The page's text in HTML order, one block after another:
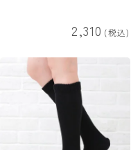
2,310 税込